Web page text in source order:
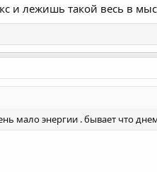
и лежишь такой весь в
мало энергии . бывает что